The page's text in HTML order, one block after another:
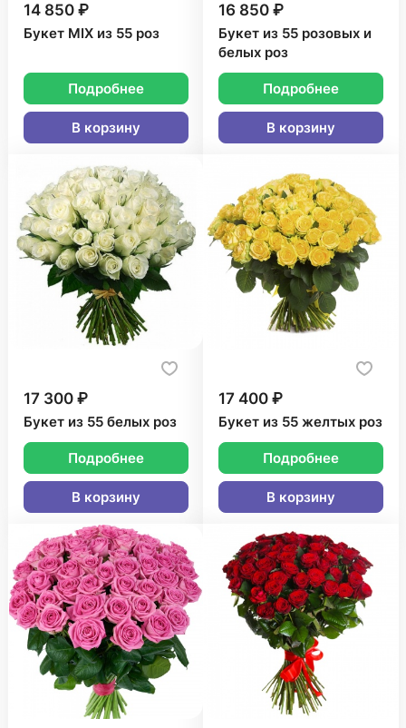
14 850 ₽
Букет MIX из 55 роз
Подробнее
В корзину
16 850 ₽
Букет из 55 розовых и
белых роз
Подробнее
В корзину
17 300 ₽
Букет из 55 белых роз
Подробнее
В корзину
17 400 ₽
Букет из 55 желтых роз
Подробнее
В корзину